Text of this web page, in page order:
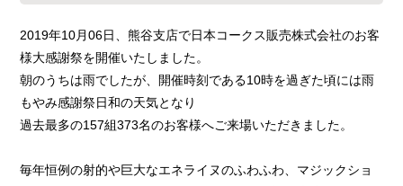
2019年10月06日、熊谷支店で日本コークス販売株式会社のお客
様大感謝祭を開催いたしました。
朝のうちは雨でしたが、開催時刻である10時を過ぎた頃には雨
もやみ感謝祭日和の天気となり
過去最多の157組373名のお客様へご来場いただきました。
毎年恒例の射的や巨大なエネライヌのふわふわ、マジックショ